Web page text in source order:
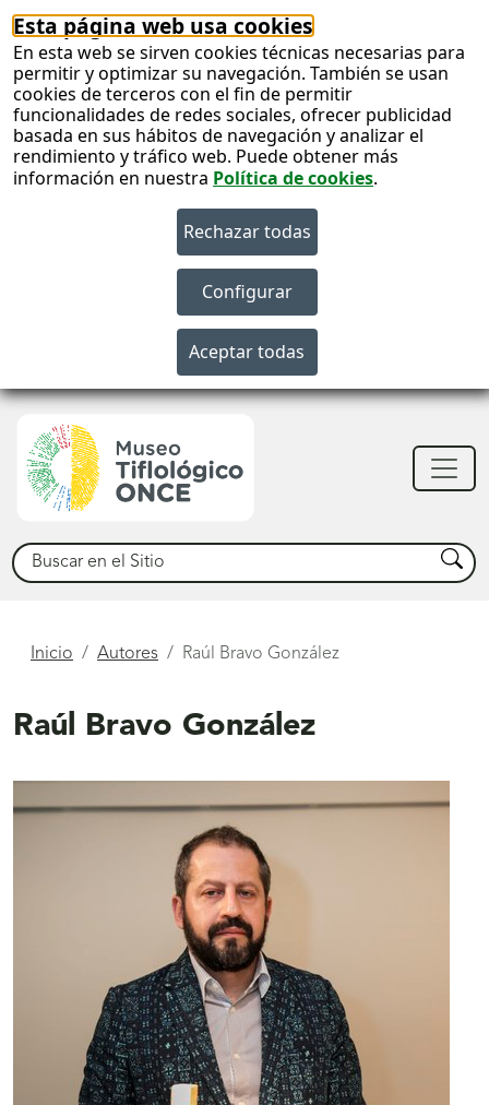
Esta página web usa cookies
En esta web se sirven cookies técnicas necesarias para
permitir y optimizar su navegación. También se usan
cookies de terceros con el fin de permitir
funcionalidades de redes sociales, ofrecer publicidad
basada en sus hábitos de navegación y analizar el
rendimiento y tráfico web. Puede obtener más
información en nuestra Política de cookies.
Buscar Buscar
Está
Inicio Autores Raúl Bravo González
Raúl Bravo González